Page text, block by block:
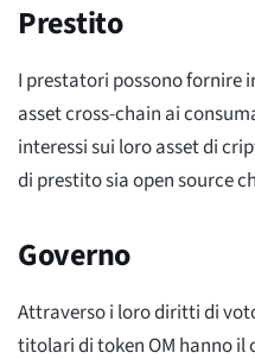
Prestito
I prestatori possono
asset cross-chain ai
interessi sui loro asset di
di prestito sia open source
Governo
Attraverso i loro diritti di
titolari di token OM hanno